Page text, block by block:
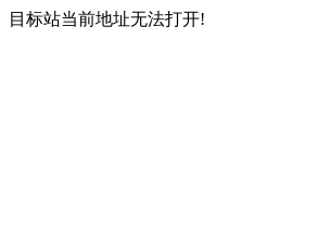
目标站当前地址无法打开!